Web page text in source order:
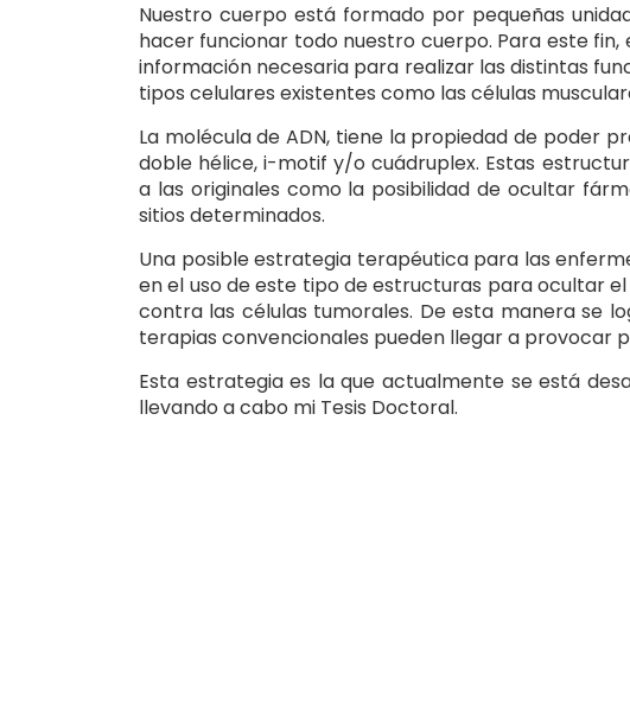
Nuestro cuerpo está formado por pequeñas
hacer funcionar todo nuestro cuerpo. Para este
información necesaria para realizar las distintas
tipos celulares existentes como las células
La molécula de ADN, tiene la propiedad de poder
doble hélice, i-motif y/o cuádruplex. Estas
a las originales como la posibilidad de ocultar
sitios determinados.
Una posible estrategia terapéutica para las
en el uso de este tipo de estructuras para ocultar
contra las células tumorales. De esta manera se
terapias convencionales pueden llegar a provocar
Esta estrategia es la que actualmente se está
llevando a cabo mi Tesis Doctoral.